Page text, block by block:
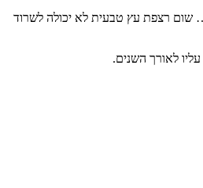
שום רצפת עץ טבעית לא יכולה לשרוד
לאורך השנים.